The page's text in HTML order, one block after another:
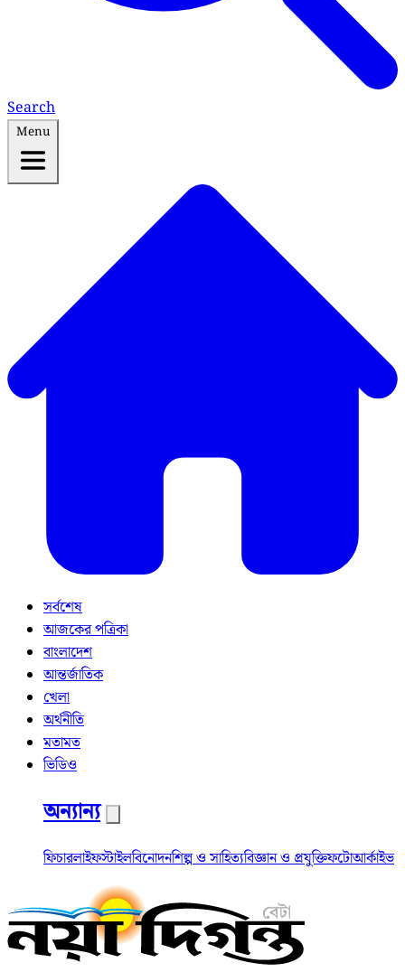
Search
Menu
সর্বশেষ
আজকের পত্রিকা
বাংলাদেশ
আন্তর্জাতিক
খেলা
অর্থনীতি
মতামত
ভিডিও
অন্যান্য
ফিচারলাইফস্টাইলবিনোদনশিল্প ও সাহিত্যবিজ্ঞান ও প্রযুক্তিফটোআর্কাইভ